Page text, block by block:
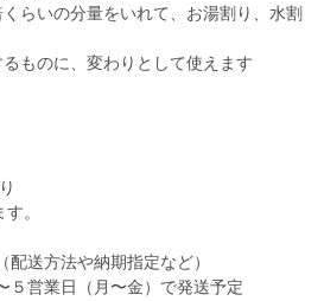
らいの分量をいれて、お湯割り、水割
ものに、変わりとして使えます
。
送方法や納期指定など）
５営業日（月〜金）で発送予定